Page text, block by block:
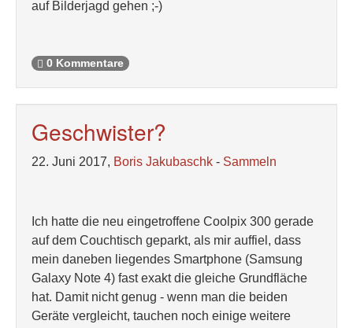
auf Bilderjagd gehen ;-)
0 Kommentare
Geschwister?
22. Juni 2017, Boris Jakubaschk - Sammeln
Ich hatte die neu eingetroffene Coolpix 300 gerade
auf dem Couchtisch geparkt, als mir auffiel, dass
mein daneben liegendes Smartphone (Samsung
Galaxy Note 4) fast exakt die gleiche Grundfläche
hat. Damit nicht genug - wenn man die beiden
Geräte vergleicht, tauchen noch einige weitere